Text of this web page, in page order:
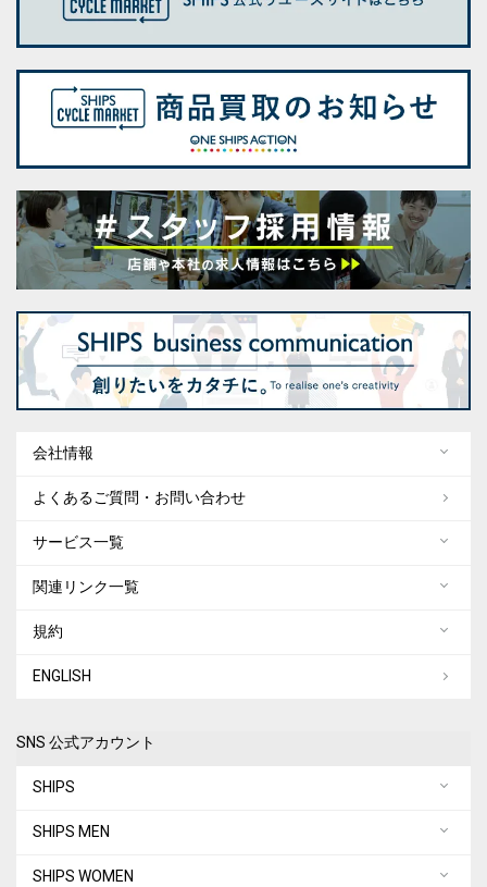
会社情報
よくあるご質問・お問い合わせ
サービス一覧
関連リンク一覧
規約
ENGLISH
SNS 公式アカウント
SHIPS
SHIPS MEN
SHIPS WOMEN